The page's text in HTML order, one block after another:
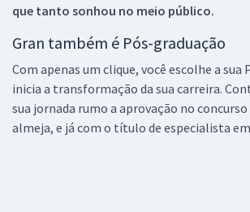
que tanto sonhou no meio público.
Gran também é Pós-graduação
Com apenas um clique, você escolhe a sua
inicia a transformação da sua carreira.
sua jornada rumo a aprovação no
almeja, e já com o título de especialista em